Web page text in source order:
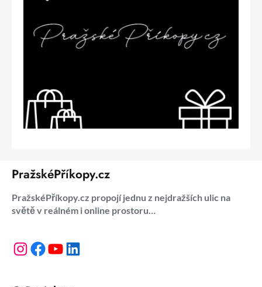
PražskéPříkopy.cz
PražskéPříkopy.cz propojí jednu z nejdražších ulic na
světě v reálném i online prostoru…
Instagram Facebook YouTube LinkedIn